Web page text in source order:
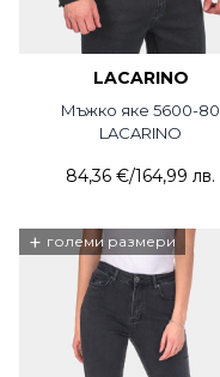
LACARINO
Мъжко яке 5600-80
LACARINO
84,36 €/164,99 лв.
+ големи размери